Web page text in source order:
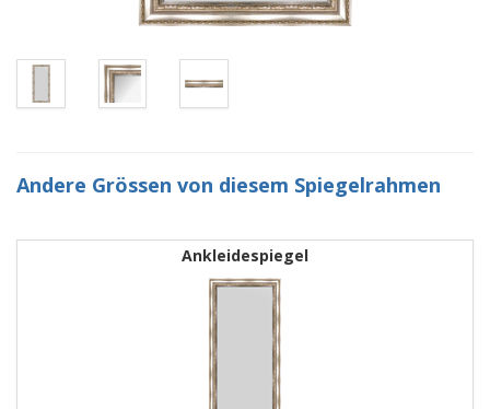
Andere Grössen von diesem Spiegelrahmen
Ankleidespiegel